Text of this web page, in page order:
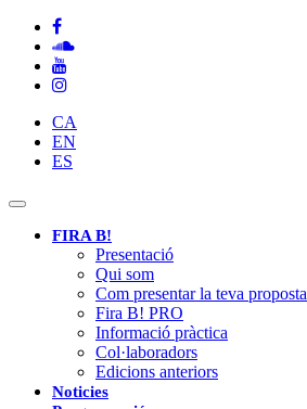
CA
EN
ES
Toggle
navigationFIRA B!
Presentació
Qui som
Com presentar la teva proposta
Fira B! PRO
Informació pràctica
Col·laboradors
Edicions anteriors
Noticies